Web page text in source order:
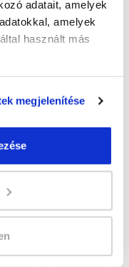
adatait, amelyek
amelyek
használt más
megjelenítése
legyél. Figyeld
szabadjára a
biztos kézzel
stylist
lehess: